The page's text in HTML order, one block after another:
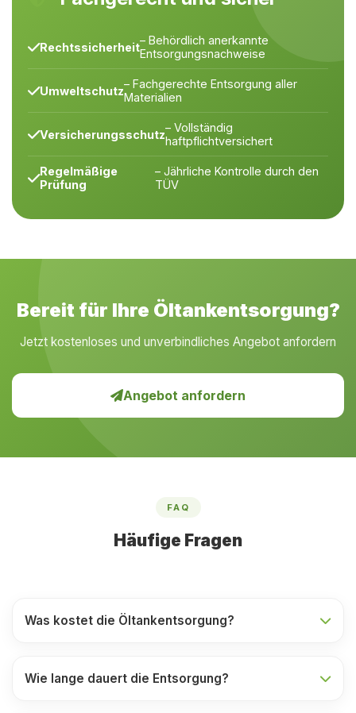
Rechtssicherheit– Behördlich anerkannte
Entsorgungsnachweise
Umweltschutz– Fachgerechte Entsorgung aller
Materialien
Versicherungsschutz– Vollständig
haftpflichtversichert
Regelmäßige
Prüfung
– Jährliche Kontrolle durch den
TÜV
Bereit für Ihre Öltankentsorgung?
Jetzt kostenloses und unverbindliches Angebot anfordern
Angebot anfordern
FAQ
Häufige Fragen
Was kostet die Öltankentsorgung?
Wie lange dauert die Entsorgung?